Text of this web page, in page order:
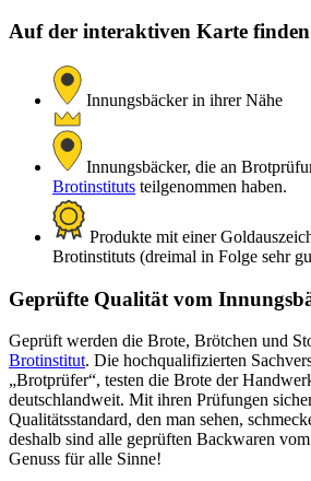
Auf der interaktiven Karte
Innungsbäcker in ihrer Nähe
Innungsbäcker, die an
Brotinstituts teilgenommen haben.
Produkte mit einer
Brotinstituts (dreimal in Folge sehr
Geprüfte Qualität vom
Geprüft werden die Brote, Brötchen und
Brotinstitut. Die hochqualifizierten
„Brotprüfer“, testen die Brote der
deutschlandweit. Mit ihren Prüfungen
Qualitätsstandard, den man sehen,
deshalb sind alle geprüften Backwaren
Genuss für alle Sinne!